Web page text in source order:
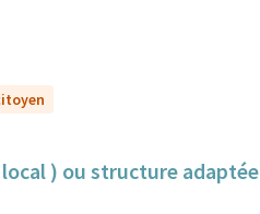
) ou structure adaptée